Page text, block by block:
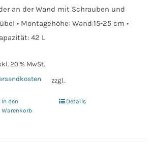
an der Wand mit Schrauben und
• Montagehöhe: Wand:15-25 cm •
42 L
20 % MwSt.
zzgl.
In den
Warenkorb
Details